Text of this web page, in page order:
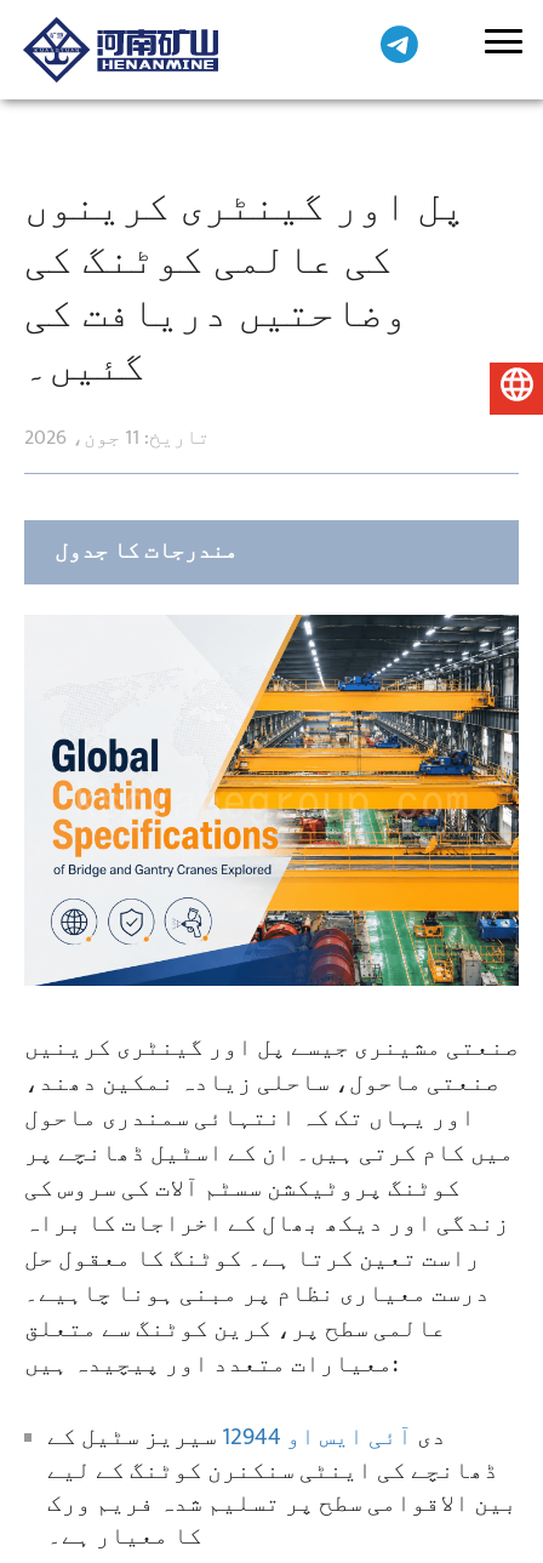
منصوبے
خبریں
درخواستیں
ہمارے بارے میں
ہم سے رابطہ کریں
پل اور گینٹری کرینوں
کی عالمی کوٹنگ کی
وضاحتیں دریافت کی
گئیں۔
تاریخ: 11 جون، 2026
مندرجات کا جدول
عالمی معیارات کا ایک جامع جائزہ
ISO معیاری نظام (ISO 12944-8:2017)
JT/T 733-2021)
شمالی امریکی SSPC/NACE/ASME کوٹنگ
معیاری نظام
جاپانی معیار (JIS K 5600, JIS K 5551, JIS K
5659)
معیاری سے نفاذ تک: کوانگشان کرین اپنی
اکثر پوچھے گئے سوالات
بین الاقوامی منصوبوں کے لیے سب سے
زیادہ استعمال ہونے والا کرین کوٹنگ
کا معیار کیا ہے؟
کیا برآمد شدہ کرین پروجیکٹس کے لیے
مقامی کوٹنگ کے معیارات پر عمل کرنا
لازمی ہے؟
کیا موٹی کوٹنگ ہمیشہ بہتر ہوتی ہے؟
ٹچ اپ کی ضرورت ہے؟
صنعتی مشینری جیسے پل اور گینٹری کرینیں
صنعتی ماحول، ساحلی زیادہ نمکین دھند،
اور یہاں تک کہ انتہائی سمندری ماحول
میں کام کرتی ہیں۔ ان کے اسٹیل ڈھانچے پر
کوٹنگ پروٹیکشن سسٹم آلات کی سروس کی
زندگی اور دیکھ بھال کے اخراجات کا براہ
راست تعین کرتا ہے۔ کوٹنگ کا معقول حل
درست معیاری نظام پر مبنی ہونا چاہیے۔
عالمی سطح پر، کرین کوٹنگ سے متعلق
معیارات متعدد اور پیچیدہ ہیں:
دی آئی ایس او 12944
سیریز سٹیل کے
ڈھانچے کی اینٹی سنکنرن کوٹنگ کے لیے
بین الاقوامی سطح پر تسلیم شدہ فریم ورک
کا معیار ہے۔
اردو